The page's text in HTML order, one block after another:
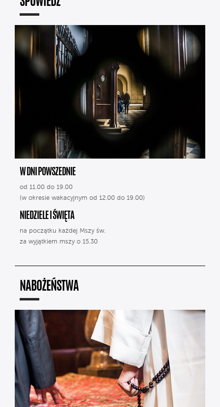
W DNI POWSZEDNIE
od 11.00 do 19.00
(w okresie wakacyjnym od 12.00 do 19.00)
NIEDZIELE I ŚWIĘTA
na początku każdej Mszy św.
za wyjątkiem mszy o 15.30
NABOŻEŃSTWA